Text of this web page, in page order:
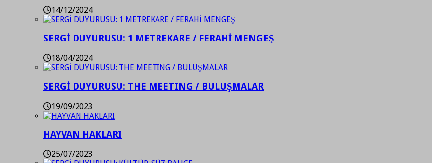
14/12/2024
SERGİ DUYURUSU: 1 METREKARE / FERAHİ MENGEŞ
18/04/2024
SERGİ DUYURUSU: THE MEETING / BULUŞMALAR
19/09/2023
HAYVAN HAKLARI
25/07/2023